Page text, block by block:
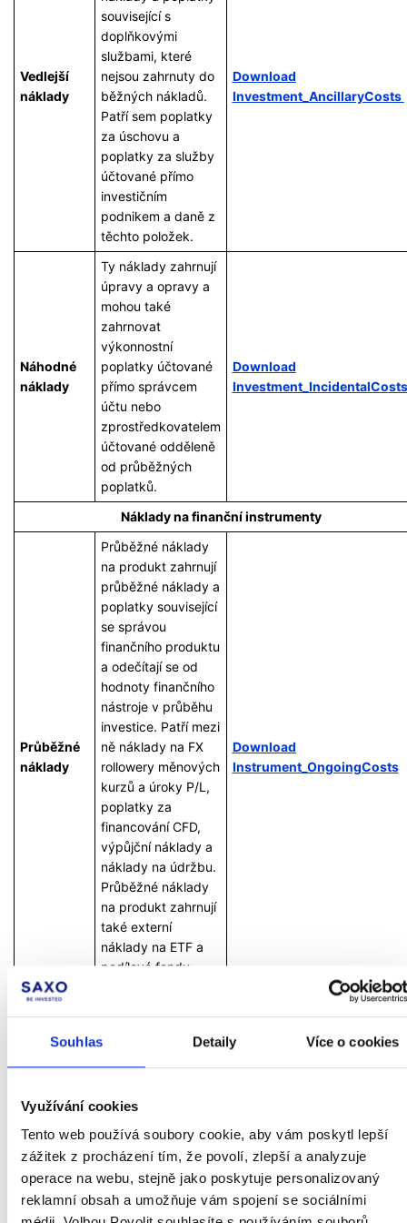
Souhlas Detaily Více o cookies
Využívání cookies
Tento web používá soubory cookie, aby vám poskytl lepší
zážitek z procházení tím, že povolí, zlepší a analyzuje
operace na webu, stejně jako poskytuje personalizovaný
reklamní obsah a umožňuje vám spojení se sociálními
Vedlejší
náklady
související s
doplňkovými
službami, které
nejsou zahrnuty do
běžných nákladů.
Patří sem poplatky
za úschovu a
poplatky za služby
účtované přímo
investičním
podnikem a daně z
těchto položek.
Download
Investment_AncillaryCosts
Náhodné
náklady
Ty náklady zahrnují
úpravy a opravy a
mohou také
zahrnovat
výkonnostní
poplatky účtované
přímo správcem
účtu nebo
zprostředkovatelem
účtované odděleně
od průběžných
poplatků.
Download
Náklady na finanční instrumenty
Průběžné
náklady
Průběžné náklady
na produkt zahrnují
průběžné náklady a
poplatky související
se správou
finančního produktu
a odečítají se od
hodnoty finančního
nástroje v průběhu
investice. Patří mezi
ně náklady na FX
rollowery měnových
kurzů a úroky P/L,
poplatky za
financování CFD,
výpůjční náklady a
náklady na údržbu.
Průběžné náklady
na produkt zahrnují
také externí
náklady na ETF a
podílové fondy.
Download
Instrument_OngoingCosts
Transakční
na produkty
zahrnují provize
poplatky za
zúčtování.
Download
Platby třetích stran
Platby třetích stran